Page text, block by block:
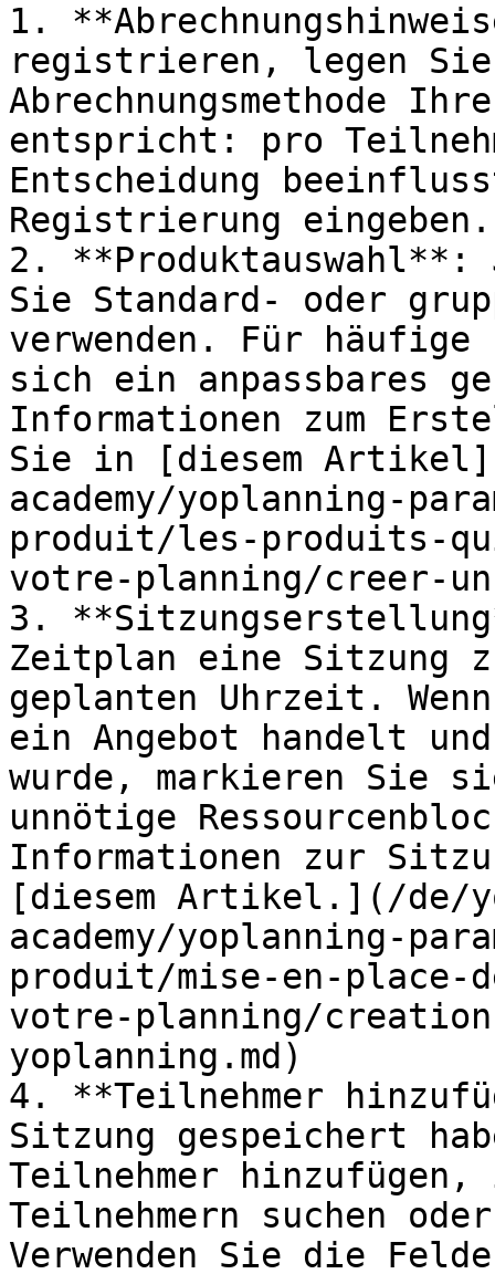
1.
registrieren, legen
Abrechnungsmethode
entspricht: pro
Entscheidung
Registrierung eingeben.
2. **Produktauswahl**:
Sie Standard- oder
verwenden. Für häufige
sich ein anpassbares
Informationen zum
Sie in [diesem
academy/yoplanning-
produit/les-produits-
votre-planning/creer-
3.
Zeitplan eine Sitzung
geplanten Uhrzeit.
ein Angebot handelt
wurde, markieren Sie
unnötige
Informationen zur
[diesem Artikel.](/de/
academy/yoplanning-
produit/mise-en-
votre-planning/
yoplanning.md)
4. **Teilnehmer
Sitzung gespeichert
Teilnehmer hinzufügen,
Teilnehmern suchen
Verwenden Sie die